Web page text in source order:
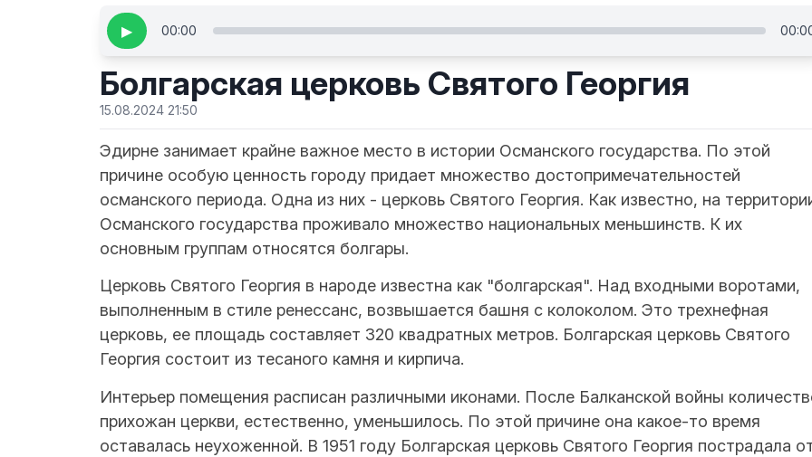
▶ 00:00
Болгарская церковь Святого Георгия
15.08.2024 21:50
Эдирне занимает крайне важное место в истории Османского государства. По этой
причине особую ценность городу придает множество достопримечательностей
османского периода. Одна из них - церковь Святого Георгия. Как известно, на
Османского государства проживало множество национальных меньшинств. К их
основным группам относятся болгары.
Церковь Святого Георгия в народе известна как "болгарская". Над входными воротами,
выполненным в стиле ренессанс, возвышается башня с колоколом. Это трехнефная
церковь, ее площадь составляет 320 квадратных метров. Болгарская церковь Святого
Георгия состоит из тесаного камня и кирпича.
Интерьер помещения расписан различными иконами. После Балканской войны
прихожан церкви, естественно, уменьшилось. По этой причине она какое-то время
оставалась неухоженной. В 1951 году Болгарская церковь Святого Георгия пострадала